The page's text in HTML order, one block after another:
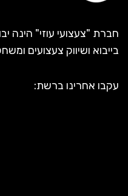
חברת "צעצועי עוזי" הינה
בייבוא ושיווק צעצועים
עקבו אחרינו ברשת: